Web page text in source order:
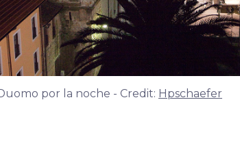
por la noche - Credit: Hpschaefer